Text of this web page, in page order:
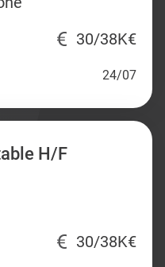
30/38K€
24/07
H/F
30/38K€